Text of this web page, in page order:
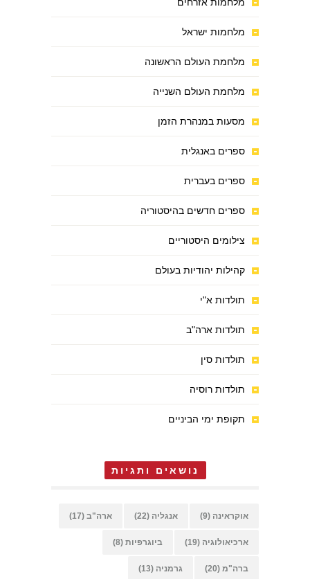
מלחמות אזרחים
מלחמות ישראל
מלחמת העולם הראשונה
מלחמת העולם השנייה
מסעות במנהרת הזמן
ספרים באנגלית
ספרים בעברית
ספרים חדשים בהיסטוריה
צילומים היסטוריים
קהילות יהודיות בעולם
תולדות א"י
תולדות ארה"ב
תולדות סין
תולדות רוסיה
תקופת ימי הביניים
נושאים ותגיות
אוקראינה (9) אנגליה (22) ארה"ב (17)
ארכיאולוגיה (19) ביוגרפיות (8)
ברה"מ (20) גרמניה (13)